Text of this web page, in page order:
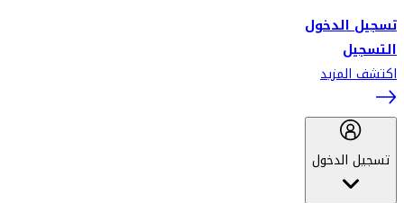
تسجيل الدخول
التسجيل
اكتشف المزيد
تسجيل الدخول